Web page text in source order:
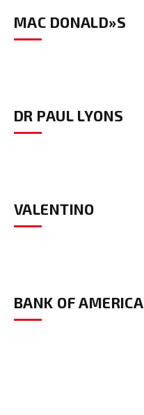
MAC DONALD»S
DR PAUL LYONS
VALENTINO
BANK OF AMERICA